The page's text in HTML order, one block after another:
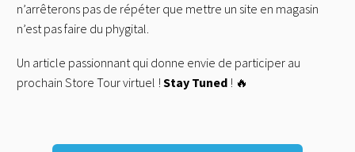
n’arrêterons pas de répéter que mettre un site en magasin
n’est pas faire du phygital.
Un article passionnant qui donne envie de participer au
prochain Store Tour virtuel ! Stay Tuned ! 🔥